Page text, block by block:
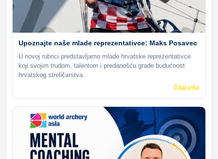
Upoznajte naše mlade reprezentativce: Maks Posavec
U novoj rubrici predstavljamo mlade hrvatske reprezentativce
koji svojim trudom, talentom i predanošću grade budućnost
hrvatskog streličarstva.
Čitaj više